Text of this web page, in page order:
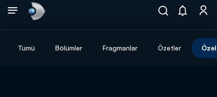
Tümü Bölümler Fragmanlar Özetler